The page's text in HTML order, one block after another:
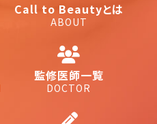
Call to Beautyとは
ABOUT
監修医師一覧
DOCTOR